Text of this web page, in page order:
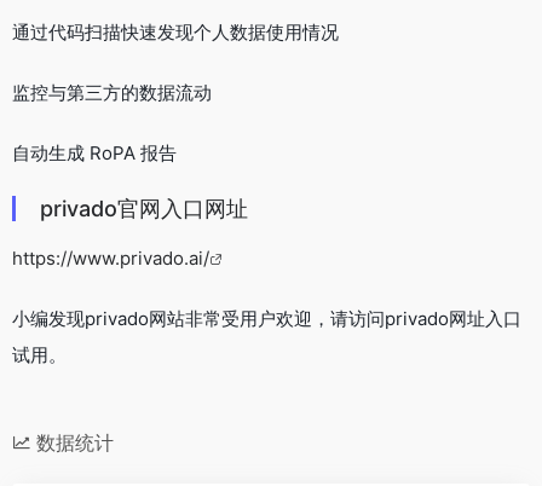
通过代码扫描快速发现个人数据使用情况
监控与第三方的数据流动
自动生成 RoPA 报告
privado官网入口网址
https://www.privado.ai/
小编发现privado网站非常受用户欢迎，请访问privado网址入口
试用。
数据统计